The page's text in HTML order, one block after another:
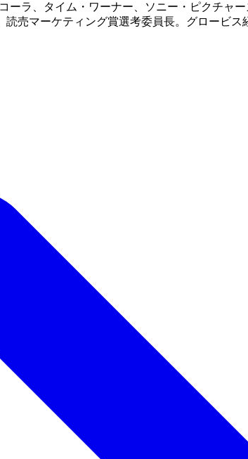
ラ、タイム・ワーナー、ソニー・ピクチャ
売マーケティング賞選考委員長。グロービス